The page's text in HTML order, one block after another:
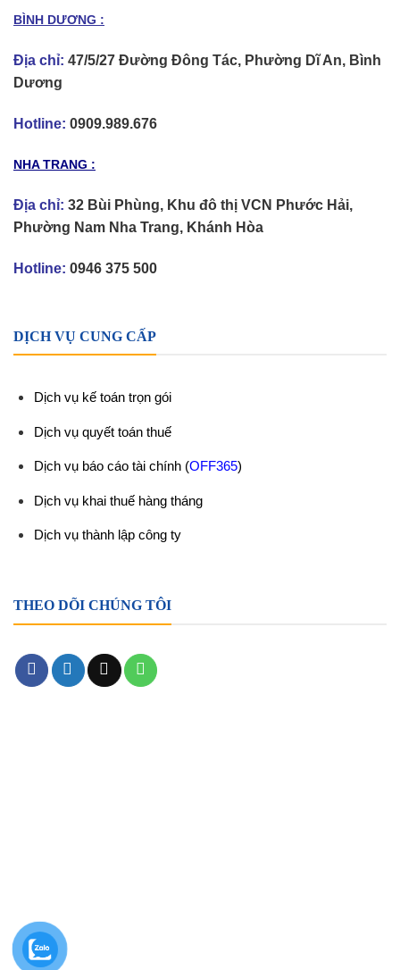
BÌNH DƯƠNG :
Địa chỉ: 47/5/27 Đường Đông Tác, Phường Dĩ An, Bình
Dương
Hotline: 0909.989.676
NHA TRANG :
Địa chỉ: 32 Bùi Phùng, Khu đô thị VCN Phước Hải,
Phường Nam Nha Trang, Khánh Hòa
Hotline: 0946 375 500
DỊCH VỤ CUNG CẤP
Dịch vụ kế toán trọn gói
Dịch vụ quyết toán thuế
Dịch vụ báo cáo tài chính (OFF365)
Dịch vụ khai thuế hàng tháng
Dịch vụ thành lập công ty
THEO DÕI CHÚNG TÔI